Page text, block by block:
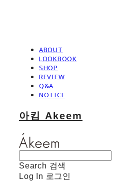
ABOUT
LOOKBOOK
SHOP
REVIEW
Q&A
NOTICE
아킴 Akeem
Search 검색
Log In 로그인